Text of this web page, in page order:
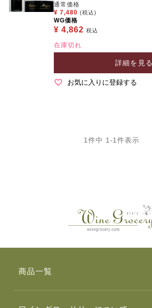
通常価格
¥ 7,480 (税込)
WG価格
¥ 4,862 税込
在庫切れ
詳細を見る
お気に入りに登録する
1 件中 1 -1件表示
商品一覧